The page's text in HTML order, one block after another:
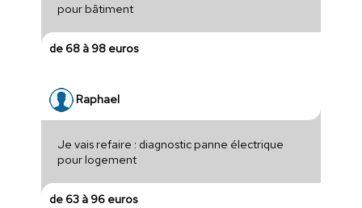
pour bâtiment
de 68 à 98 euros
Raphael
Je vais refaire : diagnostic panne électrique
pour logement
de 63 à 96 euros